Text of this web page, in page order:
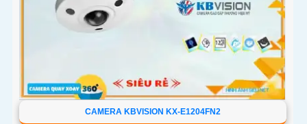
CAMERA KBVISION KX-E1204FN2